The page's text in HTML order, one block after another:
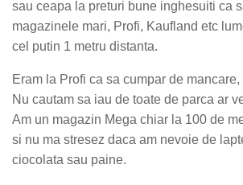
sau ceapa la preturi bune inghesuiti ca
magazinele mari, Profi, Kaufland etc
cel putin 1 metru distanta.
Eram la Profi ca sa cumpar de
Nu cautam sa iau de toate de parca ar
Am un magazin Mega chiar la 100 de
si nu ma stresez daca am nevoie de
ciocolata sau paine.